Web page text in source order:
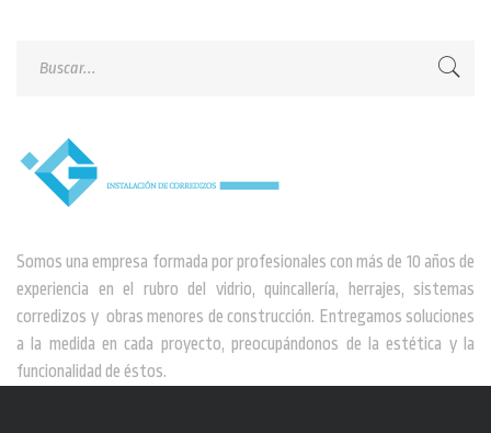
Somos una empresa formada por profesionales con más de 10 años de
experiencia en el rubro del vidrio, quincallería, herrajes, sistemas
corredizos y obras menores de construcción. Entregamos soluciones
a la medida en cada proyecto, preocupándonos de la estética y la
funcionalidad de éstos.